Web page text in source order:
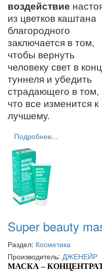
воздействие
из цветков каштана
благородного
заключается в том,
чтобы вернуть
человеку свет в
туннеля и убедить
страдающего в том,
что все изменится к
лучшему.
Подробнее...
Super beauty
Раздел: Косметика
Производитель: ДЖЕНЕЙР
МАСКА –